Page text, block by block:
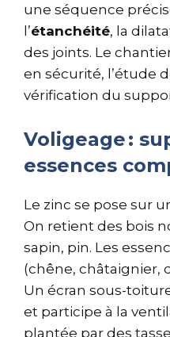
une séquence
l’étanchéité, la
des joints. Le
en sécurité, l’étude
vérification du
Voligeage :
essences
Le zinc se pose sur
On retient des bois
sapin, pin. Les
(chêne, châtaignier,
Un écran sous-
et participe à la
plantée par des